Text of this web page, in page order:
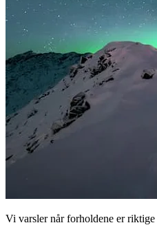
Vi varsler når forholdene er riktige